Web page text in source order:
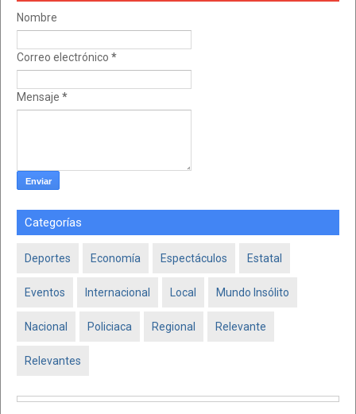
Nombre
Correo electrónico *
Mensaje *
Categorías
Deportes Economía Espectáculos Estatal
Eventos Internacional Local Mundo Insólito
Nacional Policiaca Regional Relevante
Relevantes